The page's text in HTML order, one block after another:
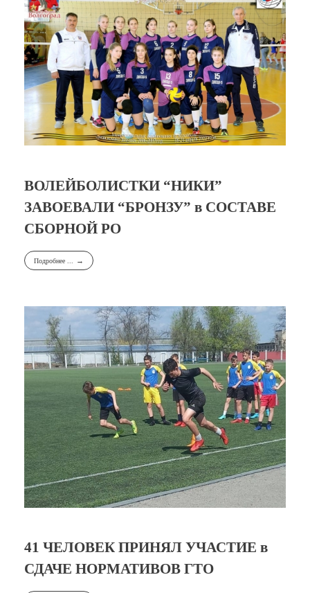
ВОЛЕЙБОЛИСТКИ “НИКИ”
ЗАВОЕВАЛИ “БРОНЗУ” в СОСТАВЕ
СБОРНОЙ РО
Подробнее ...
41 ЧЕЛОВЕК ПРИНЯЛ УЧАСТИЕ в
СДАЧЕ НОРМАТИВОВ ГТО